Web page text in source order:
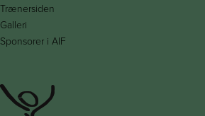
Trænersiden
Galleri
Sponsorer i AIF